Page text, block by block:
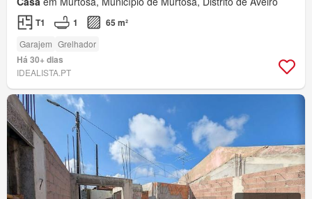
T1 1 65 m²
Garajem Grelhador
Há 30+ dias
IDEALISTA.PT